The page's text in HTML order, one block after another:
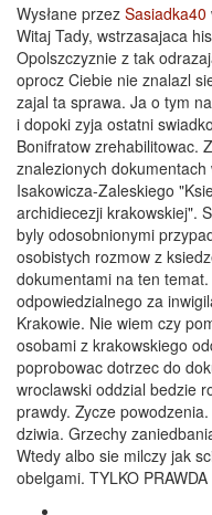
Wysłane przez Sasiadka40
Witaj Tady, wstrzasajaca
Opolszczyznie z tak
oprocz Ciebie nie znalazl
zajal ta sprawa. Ja o tym
i dopoki zyja ostatni
Bonifratow zrehabilitowac.
znalezionych
Isakowicza-Zaleskiego
archidiecezji krakowskiej".
byly odosobnionymi
osobistych rozmow z
dokumentami na ten
odpowiedzialnego za
Krakowie. Nie wiem czy
osobami z krakowskiego
poprobowac dotrzec do
wroclawski oddzial bedzie
prawdy. Zycze
dziwia. Grzechy
Wtedy albo sie milczy jak
obelgami. TYLKO